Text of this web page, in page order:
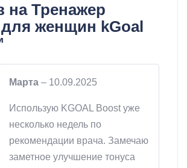
на Тренажер
для женщин kGoal
Марта – 10.09.2025
Использую KGOAL Boost уже
несколько недель по
рекомендации врача. Замечаю
заметное улучшение тонуса